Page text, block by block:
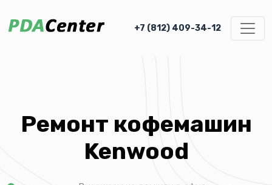
+7 (812) 409-34-12
Ремонт кофемашин
Kenwood